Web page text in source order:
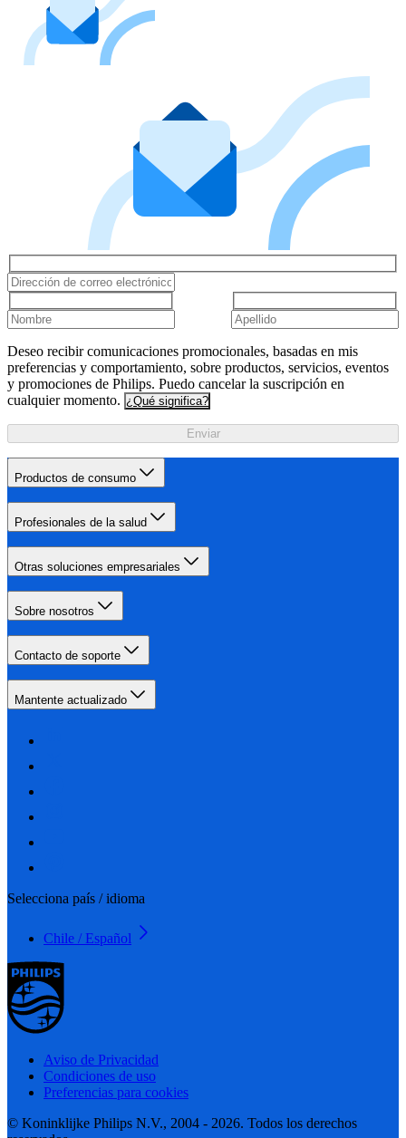
Deseo recibir comunicaciones promocionales, basadas en mis
preferencias y comportamiento, sobre productos, servicios, eventos
y promociones de Philips. Puedo cancelar la suscripción en
cualquier momento. ¿Qué significa?
Enviar
Productos de consumo
Profesionales de la salud
Otras soluciones empresariales
Sobre nosotros
Contacto de soporte
Mantente actualizado
Selecciona país / idioma
Chile / Español
Aviso de Privacidad
Condiciones de uso
Preferencias para cookies
© Koninklijke Philips N.V., 2004 - 2026. Todos los derechos